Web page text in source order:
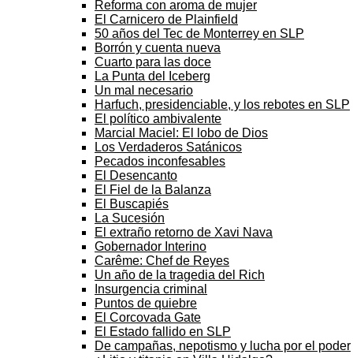
Reforma con aroma de mujer
El Carnicero de Plainfield
50 años del Tec de Monterrey en SLP
Borrón y cuenta nueva
Cuarto para las doce
La Punta del Iceberg
Un mal necesario
Harfuch, presidenciable, y los rebotes en SLP
El político ambivalente
Marcial Maciel: El lobo de Dios
Los Verdaderos Satánicos
Pecados inconfesables
El Desencanto
El Fiel de la Balanza
El Buscapiés
La Sucesión
El extraño retorno de Xavi Nava
Gobernador Interino
Carême: Chef de Reyes
Un año de la tragedia del Rich
Insurgencia criminal
Puntos de quiebre
El Corcovada Gate
El Estado fallido en SLP
De campañas, nepotismo y lucha por el poder